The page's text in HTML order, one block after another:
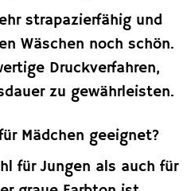
strapazierfähig und
Wäschen noch schön.
Druckverfahren,
zu gewährleisten.
Mädchen geeignet?
für Jungen als auch für